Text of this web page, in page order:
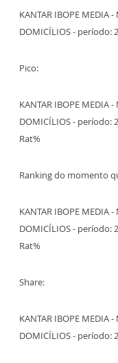
KANTAR IBOPE MEDIA -
DOMICÍLIOS - período:
Pico:
KANTAR IBOPE MEDIA -
DOMICÍLIOS - período:
Rat%
Ranking do momento
KANTAR IBOPE MEDIA -
DOMICÍLIOS - período:
Rat%
Share:
KANTAR IBOPE MEDIA -
DOMICÍLIOS - período: